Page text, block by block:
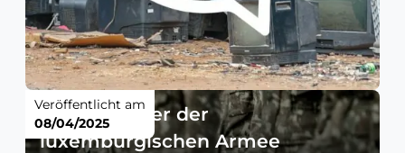
Test-Manöver der
luxemburgischen Armee
Veröffentlicht am
08/04/2025